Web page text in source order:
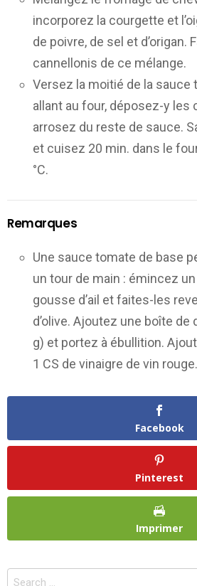
incorporez la courgette et
de poivre, de sel et d’origan.
cannellonis de ce mélange.
Versez la moitié de la sauce
allant au four, déposez-y les
arrosez du reste de sauce.
et cuisez 20 min. dans le
°C.
Remarques
Une sauce tomate de base
un tour de main : émincez
gousse d’ail et faites-les
d’olive. Ajoutez une boîte
g) et portez à ébullition.
1 CS de vinaigre de vin
Facebook
Pinterest
Imprimer
Search